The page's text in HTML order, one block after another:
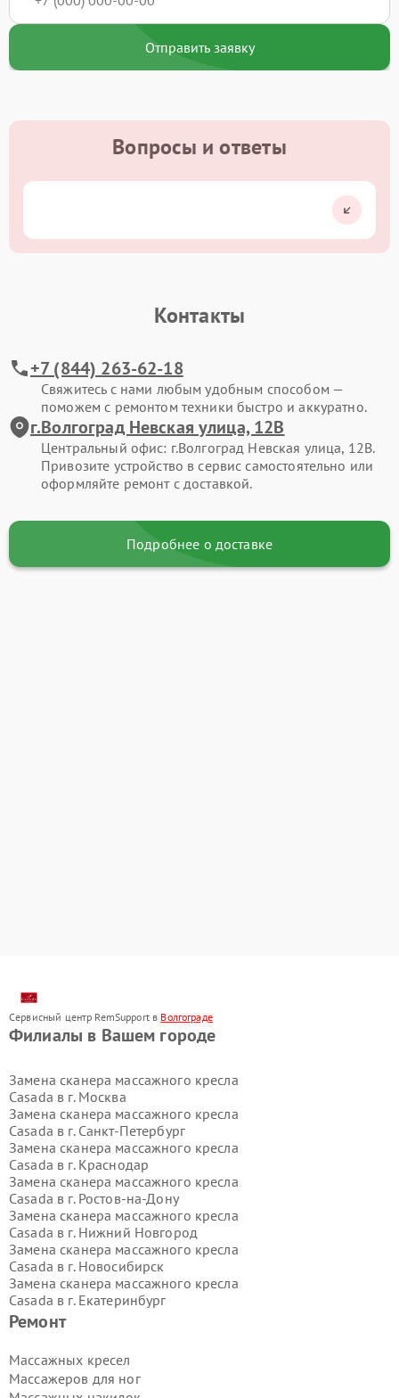
Отправить заявку
Вопросы и ответы
Контакты
+7 (844) 263-62-18
Свяжитесь с нами любым удобным способом —
поможем с ремонтом техники быстро и аккуратно.
г.Волгоград Невская улица, 12В
Центральный офис: г.Волгоград Невская улица, 12В.
Привозите устройство в сервис самостоятельно или
оформляйте ремонт с доставкой.
Подробнее о доставке
Сервисный центр RemSupport в Волгограде
Ремонт
Массажных кресел
Массажеров для ног
Филиалы в Вашем городе
Замена сканера массажного кресла
Casada в г. Москва
Замена сканера массажного кресла
Casada в г. Санкт-Петербург
Замена сканера массажного кресла
Casada в г. Краснодар
Замена сканера массажного кресла
Casada в г. Ростов-на-Дону
Замена сканера массажного кресла
Casada в г. Нижний Новгород
Замена сканера массажного кресла
Casada в г. Новосибирск
Замена сканера массажного кресла
Casada в г. Екатеринбург
Замена сканера массажного кресла
Замена сканера массажного кресла
Casada в г.Воронеж
Замена сканера массажного кресла